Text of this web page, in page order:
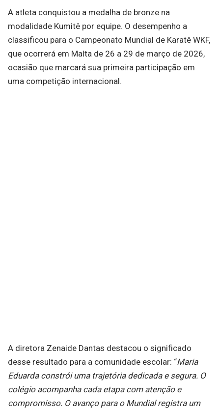
A atleta conquistou a medalha de bronze na
modalidade Kumitê por equipe. O desempenho a
classificou para o Campeonato Mundial de Karatê WKF,
que ocorrerá em Malta de 26 a 29 de março de 2026,
ocasião que marcará sua primeira participação em
uma competição internacional.
A diretora Zenaide Dantas destacou o significado
desse resultado para a comunidade escolar: “Maria
Eduarda constrói uma trajetória dedicada e segura. O
colégio acompanha cada etapa com atenção e
compromisso. O avanço para o Mundial registra um